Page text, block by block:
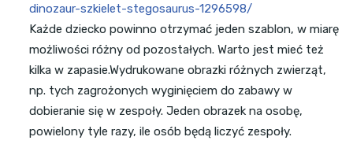
dinozaur-szkielet-stegosaurus-1296598/
Każde dziecko powinno otrzymać jeden szablon, w miarę
możliwości różny od pozostałych. Warto jest mieć też
kilka w zapasie.Wydrukowane obrazki różnych zwierząt,
np. tych zagrożonych wyginięciem do zabawy w
dobieranie się w zespoły. Jeden obrazek na osobę,
powielony tyle razy, ile osób będą liczyć zespoły.